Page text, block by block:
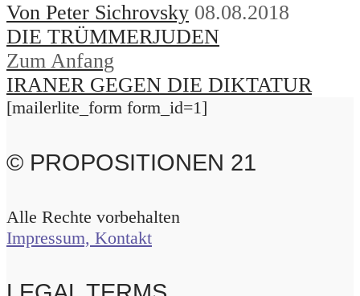
Von Peter Sichrovsky 08.08.2018
DIE TRÜMMERJUDEN
Zum Anfang
IRANER GEGEN DIE DIKTATUR
[mailerlite_form form_id=1]
© PROPOSITIONEN 21
Alle Rechte vorbehalten
Impressum, Kontakt